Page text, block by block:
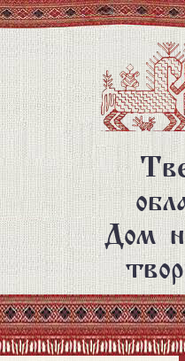
Перейти
к
основному
содержанию
Дом